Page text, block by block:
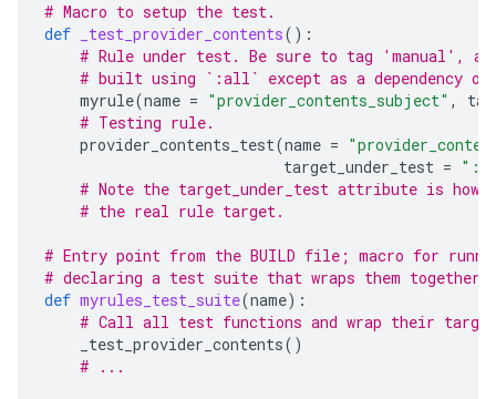
# Macro to setup the test.
def
_test_provider_contents():
# Rule under test. Be sure to tag 'manual',
# built using `:all` except as a dependency
myrule(name = "provider_contents_subject" ,
# Testing rule.
provider_contents_test(name =
target_under_test =
# Note the target_under_test attribute is how
# the real rule target.
# Entry point from the BUILD file; macro for
# declaring a test suite that wraps them together.
def myrules_test_suite(name):
# Call all test functions and wrap their
_test_provider_contents()
# ...